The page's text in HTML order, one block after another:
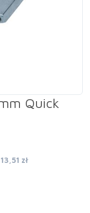
Quick
13,51 zł